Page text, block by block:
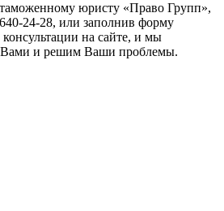
юристу «Право Групп»,
24-28, или заполнив форму
на сайте, и мы
Вами и решим Ваши проблемы.